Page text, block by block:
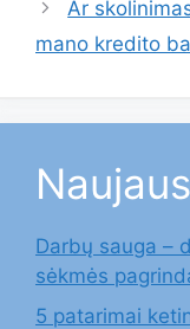
Ar
mano kredito
Darbų sauga –
sėkmės
5 patarimai